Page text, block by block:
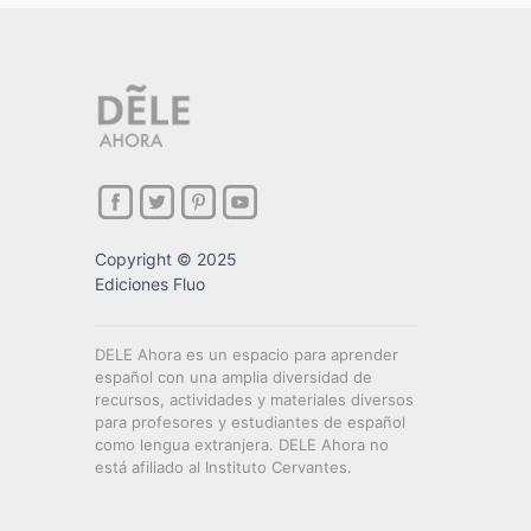
Copyright © 2025
Ediciones Fluo
DELE Ahora es un espacio para aprender
español con una amplia diversidad de
recursos, actividades y materiales diversos
para profesores y estudiantes de español
como lengua extranjera. DELE Ahora no
está afiliado al Instituto Cervantes.